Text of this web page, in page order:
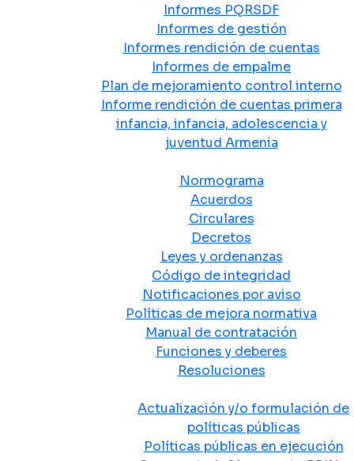
Informes PQRSDF
Informes de gestión
Informes rendición de cuentas
Informes de empalme
Plan de mejoramiento control interno
Informe rendición de cuentas primera
infancia, infancia, adolescencia y
juventud Armenia
Normograma
Acuerdos
Circulares
Decretos
Leyes y ordenanzas
Código de integridad
Notificaciones por aviso
Políticas de mejora normativa
Manual de contratación
Funciones y deberes
Resoluciones
Actualización y/o formulación de
políticas públicas
Políticas públicas en ejecución